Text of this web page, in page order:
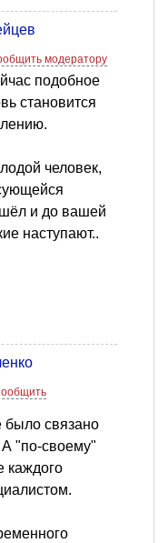
модератору
подобное
становится
человек,
и до вашей
наступают..
связано
А "по-своему"
каждого